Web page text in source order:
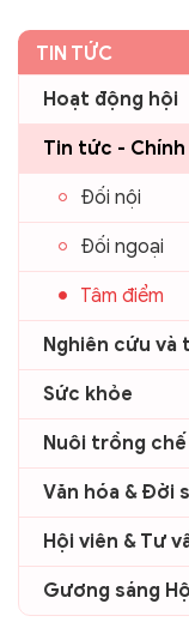
TIN TỨC
Hoạt động hội
Tin tức -
Đối nội
Đối ngoại
Tâm điểm
Nghiên cứu và
Sức khỏe
Nuôi trồng
Văn hóa & Đời
Hội viên & Tư
Gương sáng